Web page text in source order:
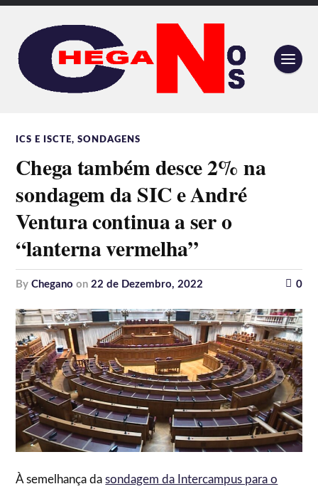
ICS E ISCTE,SONDAGENS
Chega também desce 2% na
sondagem da SIC e André
Ventura continua a ser o
“lanterna vermelha”
byChegano on 22 de Dezembro, 2022 0
À semelhança dasondagem da Intercampus para o